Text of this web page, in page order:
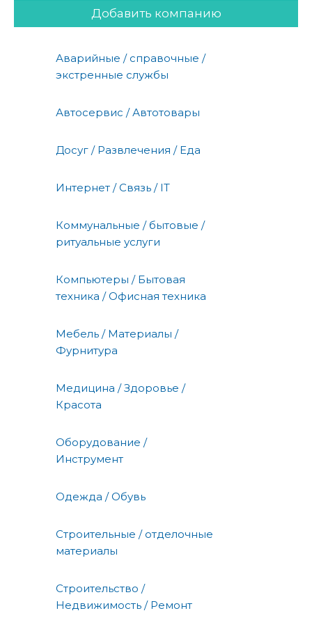
Добавить компанию
Аварийные / справочные /
экстренные службы
Автосервис / Автотовары
Досуг / Развлечения / Еда
Интернет / Связь / IT
Коммунальные / бытовые /
ритуальные услуги
Компьютеры / Бытовая
техника / Офисная техника
Мебель / Материалы /
Фурнитура
Медицина / Здоровье /
Красота
Оборудование /
Инструмент
Одежда / Обувь
Строительные / отделочные
материалы
Строительство /
Недвижимость / Ремонт